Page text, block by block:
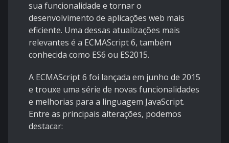
sua funcionalidade e tornar o
desenvolvimento de aplicações web mais
eficiente. Uma dessas atualizações mais
relevantes é a ECMAScript 6, também
conhecida como ES6 ou ES2015.
A ECMAScript 6 foi lançada em junho de 2015
e trouxe uma série de novas funcionalidades
e melhorias para a linguagem JavaScript.
Entre as principais alterações, podemos
destacar: